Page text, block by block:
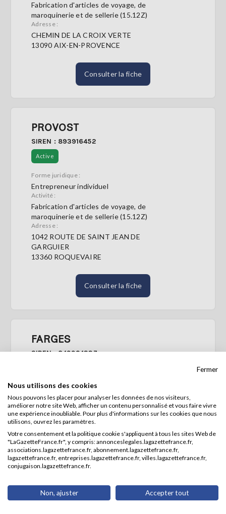
Fabrication d'articles de voyage, de
maroquinerie et de sellerie (15.12Z)
Adresse :
CHEMIN DE LA CROIX VERTE
13090 AIX-EN-PROVENCE
Consulter la fiche
PROVOST
SIREN : 893916452
Active
Forme juridique :
Entrepreneur individuel
Activité :
Fabrication d'articles de voyage, de
maroquinerie et de sellerie (15.12Z)
Adresse :
1042 ROUTE DE SAINT JEAN DE
GARGUIER
13360 ROQUEVAIRE
Consulter la fiche
FARGES
SIREN : 849924337
Forme juridique :
Entrepreneur individuel
Activité :
Fabrication d'articles de voyage, de
Adresse :
14 RUE MOUSSARD
13400 AUBAGNE
Consulter la fiche
Fermer
Nous utilisons des cookies
Nous pouvons les placer pour analyser les données de nos visiteurs,
améliorer notre site Web, afficher un contenu personnalisé et vous faire vivre
une expérience inoubliable. Pour plus d'informations sur les cookies que nous
utilisons, ouvrez les paramètres.
Votre consentement et la politique cookie s'appliquent à tous les sites Web de
"LaGazetteFrance.fr", y compris: annonceslegales.lagazettefrance.fr,
associations.lagazettefrance.fr, abonnement.lagazettefrance.fr,
lagazettefrance.fr, entreprises.lagazettefrance.fr, villes.lagazettefrance.fr,
conjugaison.lagazettefrance.fr.
Non, ajuster Accepter tout